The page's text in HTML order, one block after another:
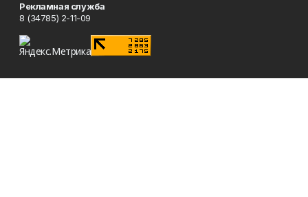
Рекламная служба
8 (34785) 2-11-09